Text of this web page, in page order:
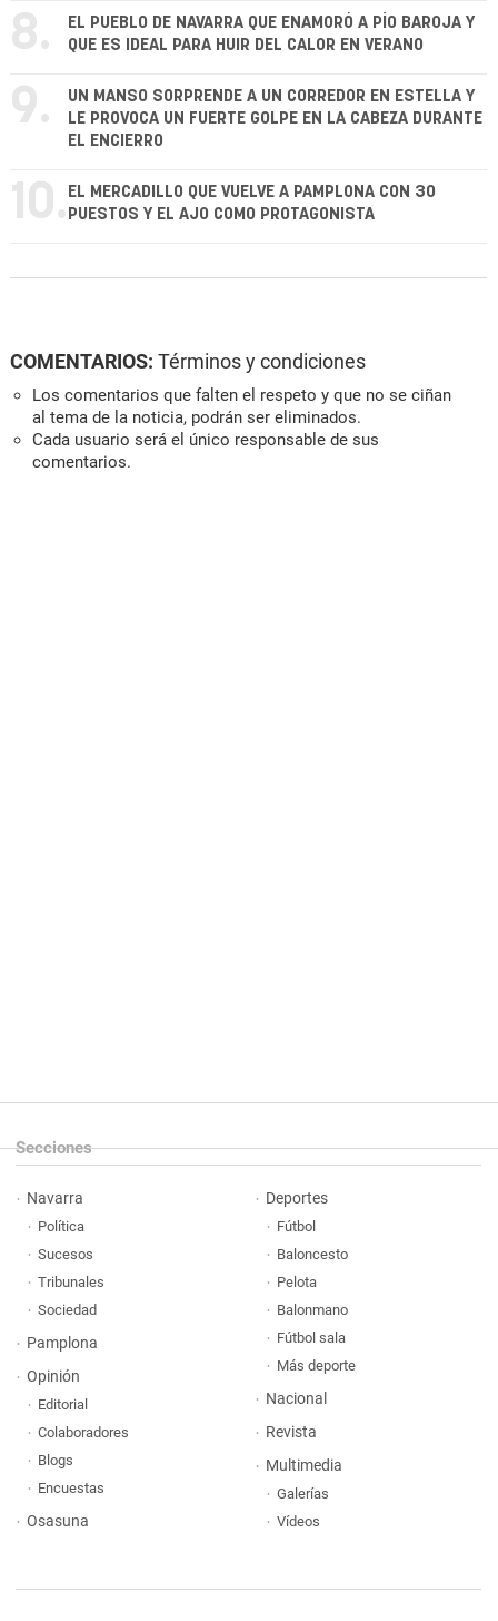
8.
EL PUEBLO DE NAVARRA QUE ENAMORÓ A PÍO BAROJA Y
QUE ES IDEAL PARA HUIR DEL CALOR EN VERANO
9.
UN MANSO SORPRENDE A UN CORREDOR EN ESTELLA Y
LE PROVOCA UN FUERTE GOLPE EN LA CABEZA DURANTE
EL ENCIERRO
10. EL MERCADILLO QUE VUELVE A PAMPLONA CON 30
PUESTOS Y EL AJO COMO PROTAGONISTA
COMENTARIOS: Términos y condiciones
Los comentarios que falten el respeto y que no se ciñan
al tema de la noticia, podrán ser eliminados.
Cada usuario será el único responsable de sus
comentarios.
Secciones
Navarra
Política
Sucesos
Tribunales
Sociedad
Pamplona
Opinión
Editorial
Colaboradores
Blogs
Encuestas
Osasuna
Deportes
Fútbol
Baloncesto
Pelota
Balonmano
Fútbol sala
Más deporte
Nacional
Revista
Multimedia
Galerías
Vídeos